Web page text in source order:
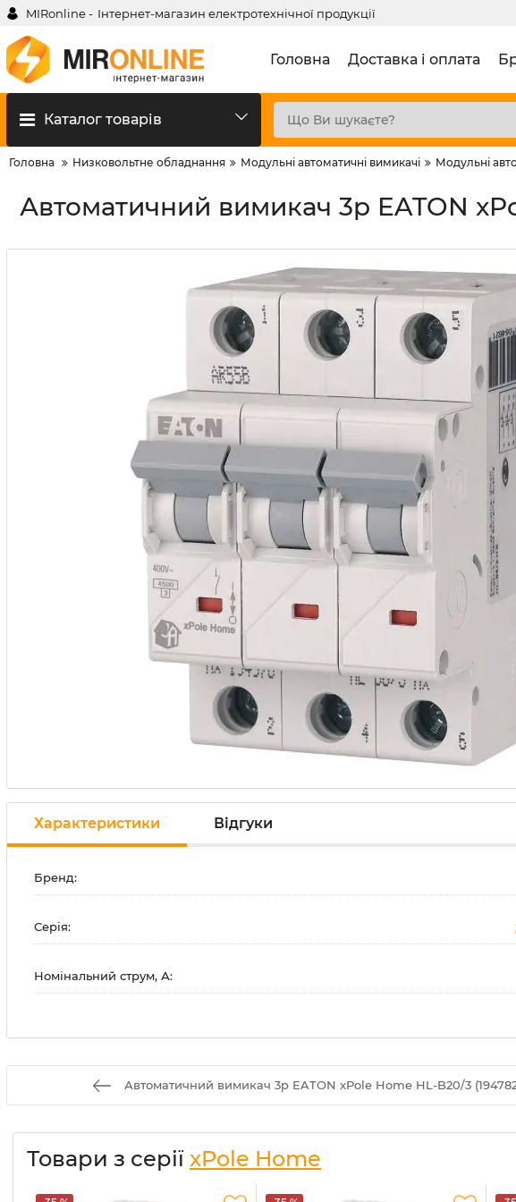
MIRonline - Інтернет-магазин електротехнічної продукції
Головна Доставка і оплата
Каталог товарів
Головна Низковольтне обладнання Модульні автоматичні вимикачі Модульні
Автоматичний вимикач 3p EATON
Характеристики Відгуки
Бренд:
Серія:
Номінальний струм, А:
Автоматичний вимикач 3p EATON xPole Home HL-B20/3
Товари з серії xPole Home